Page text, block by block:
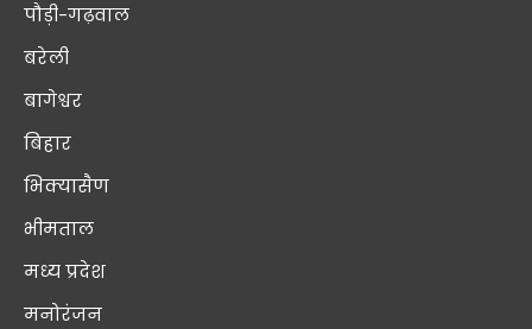
पौड़ी-गढ़वाल
बरेली
बागेश्वर
बिहार
भिक्यासैण
भीमताल
मध्य प्रदेश
मनोरंजन